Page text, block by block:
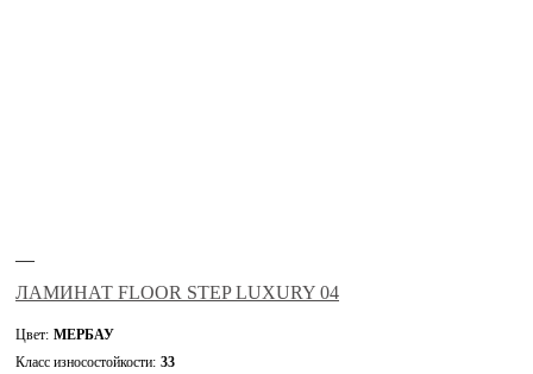
—
ЛАМИНАТ FLOOR STEP LUXURY 04
Цвет: МЕРБАУ
Класс износостойкости: 33